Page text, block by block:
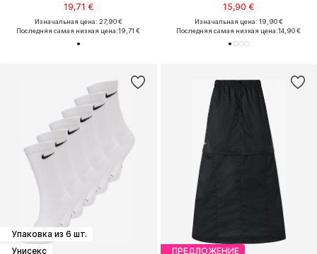
19,71 €
Изначальная цена: 27,90 €
Последняя самая низкая цена:19,71 €
15,90 €
Изначальная цена: 19,90 €
Последняя самая низкая цена:14,90 €
Упаковка из 6 шт.
Унисекс
ПРЕДЛОЖЕНИЕ